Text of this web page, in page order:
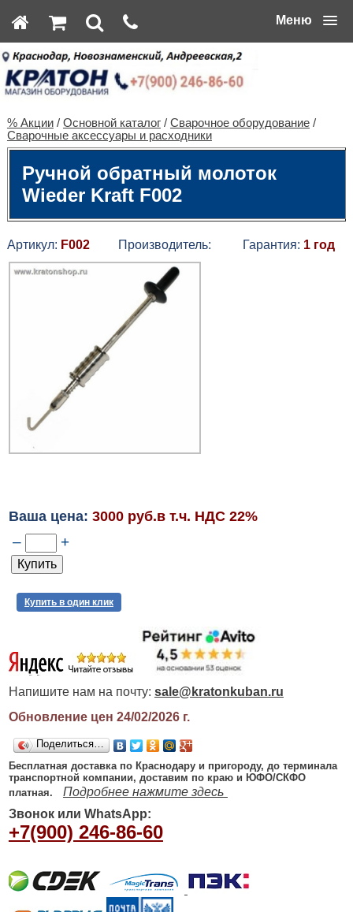
Меню
% Акции/ Основной каталог/ Сварочное оборудование/
Сварочные аксессуары и расходники
Ручной обратный молоток
Wieder Kraft F002
Артикул: F002Производитель: Гарантия: 1 год
Ваша цена: 3000 руб.в т.ч. НДС 22%
– +
Купить в один клик
Напишите нам на почту: sale@kratonkuban.ru
Обновление цен 24/02/2026г.
Поделиться…
Бесплатная доставка по Краснодару и пригороду, до терминала
транспортной компании, доставим по краю и ЮФО/СКФО
платная.
Подробнее нажмите здесь
Звонок или WhatsApp:
+7(900) 246-86-60